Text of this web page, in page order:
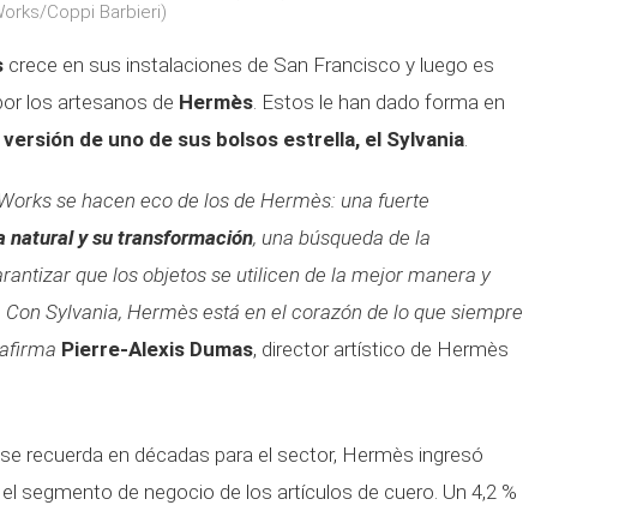
Coppi Barbieri)
crece en sus instalaciones de San Francisco y luego es
los artesanos de Hermès. Estos le han dado forma en
versión de uno de sus bolsos estrella, el Sylvania.
se hacen eco de los de Hermès: una fuerte
natural y su transformación, una búsqueda de la
que los objetos se utilicen de la mejor manera y
Sylvania, Hermès está en el corazón de lo que siempre
Pierre-Alexis Dumas, director artístico de Hermès
recuerda en décadas para el sector, Hermès ingresó
segmento de negocio de los artículos de cuero. Un 4,2 %